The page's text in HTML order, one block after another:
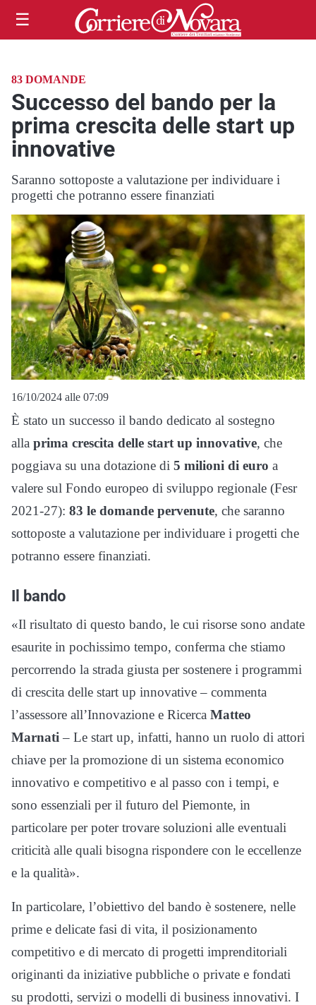
☰
83 DOMANDE
Successo del bando per la
prima crescita delle start up
innovative
Saranno sottoposte a valutazione per individuare i
progetti che potranno essere finanziati
16/10/2024 alle 07:09
È stato un successo il bando dedicato al sostegno
alla prima crescita delle start up innovative, che
poggiava su una dotazione di 5 milioni di euro a
valere sul Fondo europeo di sviluppo regionale (Fesr
2021-27): 83 le domande pervenute, che saranno
sottoposte a valutazione per individuare i progetti che
potranno essere finanziati.
Il bando
«Il risultato di questo bando, le cui risorse sono andate
esaurite in pochissimo tempo, conferma che stiamo
percorrendo la strada giusta per sostenere i programmi
di crescita delle start up innovative – commenta
l’assessore all’Innovazione e Ricerca Matteo
Marnati – Le start up, infatti, hanno un ruolo di attori
chiave per la promozione di un sistema economico
innovativo e competitivo e al passo con i tempi, e
sono essenziali per il futuro del Piemonte, in
particolare per poter trovare soluzioni alle eventuali
criticità alle quali bisogna rispondere con le eccellenze
e la qualità».
In particolare, l’obiettivo del bando è sostenere, nelle
prime e delicate fasi di vita, il posizionamento
competitivo e di mercato di progetti imprenditoriali
originanti da iniziative pubbliche o private e fondati
su prodotti, servizi o modelli di business innovativi. I